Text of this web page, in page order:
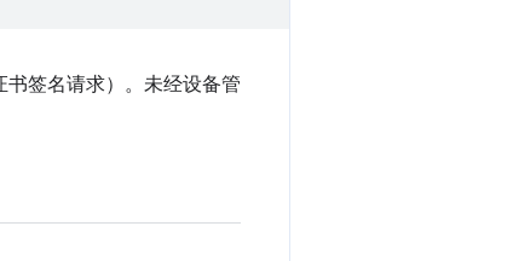
签名请求）。未经设备管